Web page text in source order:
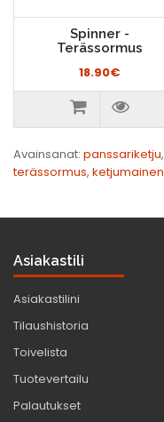
Spinner -
Terässormus
18.90€
Avainsanat: panssariketju,
terässormus, ketjumainen
Asiakastili
Asiakastilini
Tilaushistoria
Toivelista
Tuotevertailu
Palautukset